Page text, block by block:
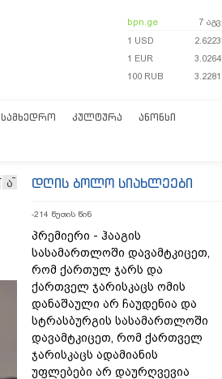
bpn.ge 7 აგვ
1 USD
2.6223
1 EUR
3.0264
100 RUB
3.2281
ᲡᲐᲛᲮᲔᲓᲠᲝ ᲙᲣᲚᲢᲣᲠᲐ ᲐᲜᲝᲜᲡᲘ
ა დღის ბოლო სიახლეები
-214 წუთის წინ
პრემიერი - ჰააგის
სასამართლოში დავამტკიცეთ,
რომ ქართულ ჯარს და
ქართველ ჯარისკაცს ომის
დანაშაული არ ჩაუდენია და
სტრასბურგის სასამართლოში
დავამტკიცეთ, რომ ქართველ
ჯარისკაცს ადამიანის
უფლებები არ დაურღვევია